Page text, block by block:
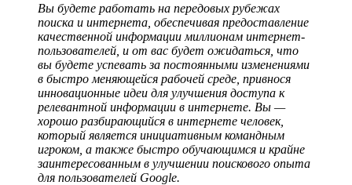
Вы будете работать на передовых рубежах
поиска и интернета, обеспечивая предоставление
качественной информации миллионам интернет-
пользователей, и от вас будет ожидаться, что
вы будете успевать за постоянными изменениями
в быстро меняющейся рабочей среде, привнося
инновационные идеи для улучшения доступа к
релевантной информации в интернете. Вы —
хорошо разбирающийся в интернете человек,
который является инициативным командным
игроком, а также быстро обучающимся и крайне
заинтересованным в улучшении поискового опыта
для пользователей Google.